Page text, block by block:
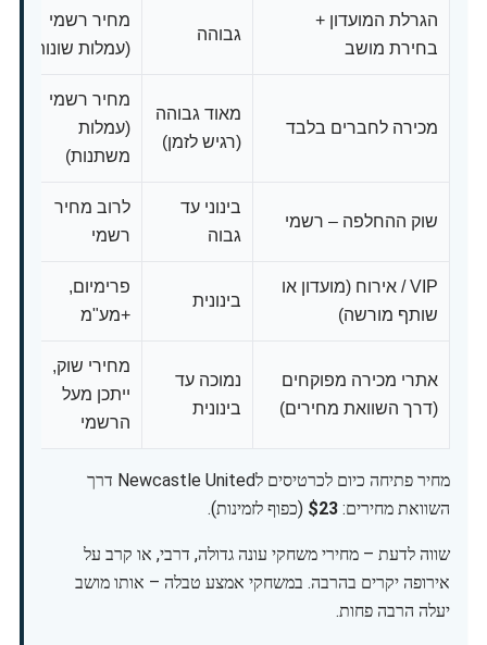
הגרלת המועדון +
בחירת מושב
גבוהה
מחיר רשמי
(עמלות שונות)
מכירה לחברים בלבד
מאוד גבוהה
(רגיש לזמן)
מחיר רשמי
(עמלות
משתנות)
שוק ההחלפה – רשמי
בינוני עד
גבוה
לרוב מחיר
רשמי
VIP / אירוח (מועדון או
שותף מורשה)
בינונית
פרימיום,
+מע"מ
אתרי מכירה מפוקחים
(דרך השוואת מחירים)
נמוכה עד
בינונית
מחירי שוק,
ייתכן מעל
הרשמי
מחיר פתיחה כיום לכרטיסים לNewcastle United דרך
השוואת מחירים: $23 (כפוף לזמינות).
שווה לדעת – מחירי משחקי עונה גדולה, דרבי, או קרב על
אירופה יקרים בהרבה. במשחקי אמצע טבלה – אותו מושב
יעלה הרבה פחות.